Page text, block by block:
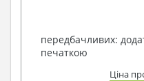
передбачливих:
печаткою
Ціна